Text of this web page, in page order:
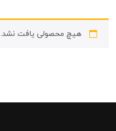
هیچ محصولی یافت نشد.